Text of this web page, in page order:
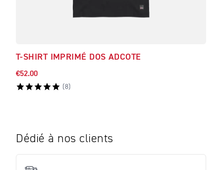
T-SHIRT IMPRIMÉ DOS ADCOTE
€52.00
(8)
Dédié à nos clients